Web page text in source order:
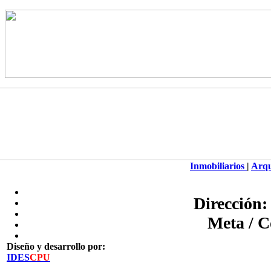
Diseño y desarrollo por:
IDESCPU
Inmobiliarios |
Dirección:
Meta /